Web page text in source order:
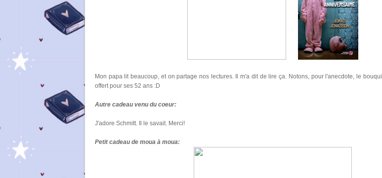
Mon papa lit beaucoup, et on partage nos lectures. Il m'a dit de lire ça. Notons, pour l'anecdote, le
offert pour ses 52 ans :D
Autre cadeau venu du coeur:
J'adore Schmitt. Il le savait. Merci!
Petit cadeau de moua à moua: